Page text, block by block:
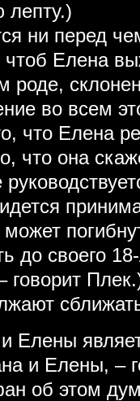
лепту.)
ни перед
чтоб Елена
роде,
во всем
что Елена
что она
до своего
говорит
Елены
и Елены, –
об этом